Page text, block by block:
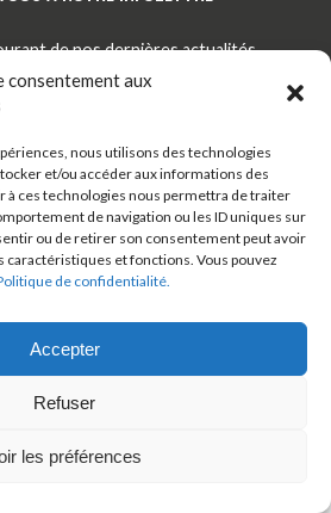
consentement aux
nous utilisons des technologies
et/ou accéder aux informations des
à ces technologies nous permettra de traiter
de navigation ou les ID uniques sur
ou de retirer son consentement peut avoir
et fonctions. Vous pouvez
de confidentialité.
Accepter
Refuser
les préférences
de nos dernières actualités,
et promotions par courriel!
BOUTIQUE EN LIGNE
BLOGUE
réservés - Véloroute des bleuets